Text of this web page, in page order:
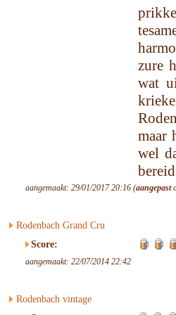
zure
wat
maar
wel
aangemaakt: 29/01/2017 20:16 (aangepast
Rodenbach Grand Cru
Score:
aangemaakt: 22/07/2014 22:42
Rodenbach vintage